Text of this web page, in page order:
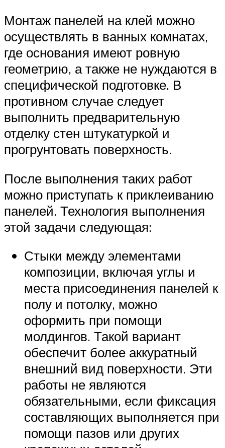
Монтаж панелей на клей можно
осуществлять в ванных комнатах,
где основания имеют ровную
геометрию, а также не нуждаются в
специфической подготовке. В
противном случае следует
выполнить предварительную
отделку стен штукатуркой и
прогрунтовать поверхность.
После выполнения таких работ
можно приступать к приклеиванию
панелей. Технология выполнения
этой задачи следующая:
Стыки между элементами
композиции, включая углы и
места присоединения панелей к
полу и потолку, можно
оформить при помощи
молдингов. Такой вариант
обеспечит более аккуратный
внешний вид поверхности. Эти
работы не являются
обязательными, если фиксация
составляющих выполняется при
помощи пазов или других